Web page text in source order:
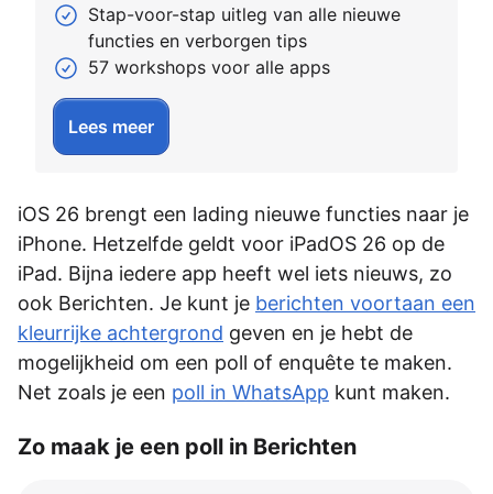
Stap-voor-stap uitleg van alle nieuwe
functies en verborgen tips
57 workshops voor alle apps
Lees meer
iOS 26 brengt een lading nieuwe functies naar je
iPhone. Hetzelfde geldt voor iPadOS 26 op de
iPad. Bijna iedere app heeft wel iets nieuws, zo
ook Berichten. Je kunt je berichten voortaan een
kleurrijke achtergrond geven en je hebt de
mogelijkheid om een poll of enquête te maken.
Net zoals je een poll in WhatsApp kunt maken.
Zo maak je een poll in Berichten